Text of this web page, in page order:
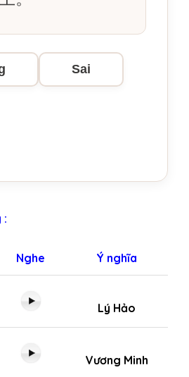
Sai
:
Nghe Ý nghĩa
Lý Hảo
Vương Minh